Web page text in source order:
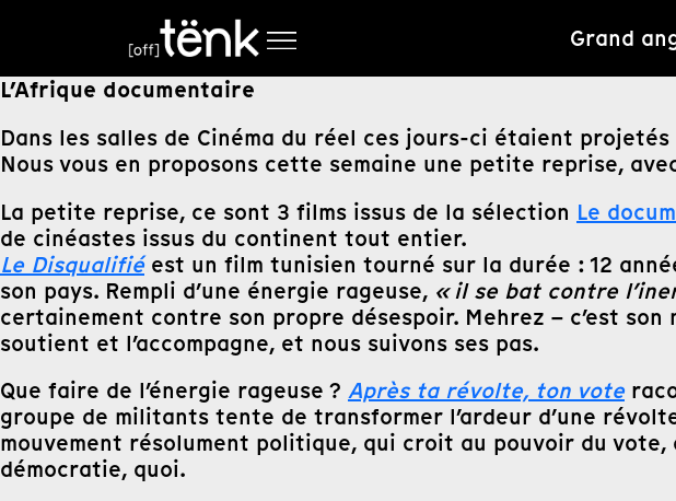
Grand
L’Afrique documentaire
Dans les salles de Cinéma du réel ces jours-ci étaient
Nous vous en proposons cette semaine une petite reprise,
La petite reprise, ce sont 3 films issus de la sélection Le
de cinéastes issus du continent tout entier.
Le Disqualifiéest un film tunisien tourné sur la durée : 12
son pays. Rempli d’une énergie rageuse, « il se bat contre
certainement contre son propre désespoir. Mehrez – c’est son
soutient et l’accompagne, et nous suivons ses pas.
Que faire de l’énergie rageuse ? Après ta révolte, ton vote
groupe de militants tente de transformer l’ardeur d’une
mouvement résolument politique, qui croit au pouvoir du
démocratie, quoi.